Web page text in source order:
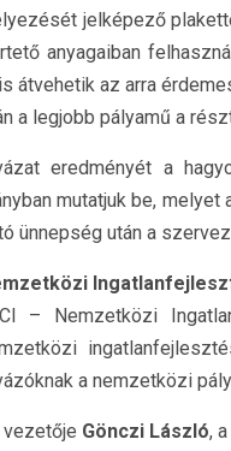
jelképező
anyagaiban
átvehetik az arra
a legjobb pályamű a
eredményét a
mutatjuk be,
ünnepség után a
– Nemzetközi
a nemzetközi
Gönczi László,